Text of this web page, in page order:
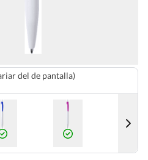
del de pantalla)